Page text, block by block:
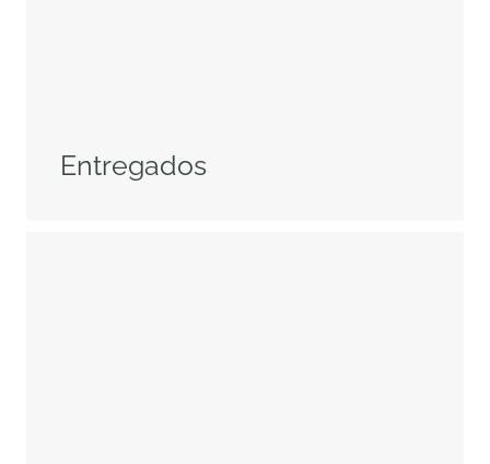
Entregados